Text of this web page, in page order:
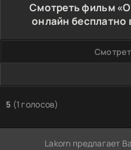
Смотреть фильм
онлайн бесплатно
5 (1 голосов)
Lakorn предлагает